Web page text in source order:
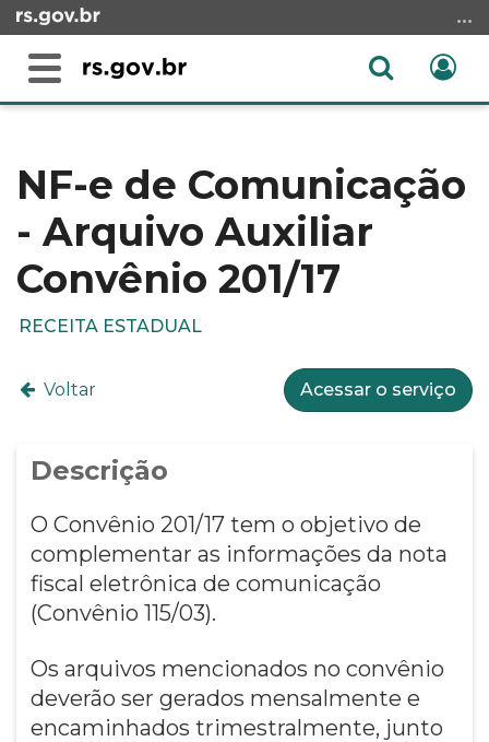
para
conteúdo
menu
busca
Alterna
Abrir
conteúdo
NF-e de Comunicação
- Arquivo Auxiliar
Convênio 201/17
RECEITA ESTADUAL
Voltar Acessar o serviço
Descrição
O Convênio 201/17 tem o objetivo de
complementar as informações da nota
fiscal eletrônica de comunicação
(Convênio 115/03).
Os arquivos mencionados no convênio
deverão ser gerados mensalmente e
encaminhados trimestralmente, junto